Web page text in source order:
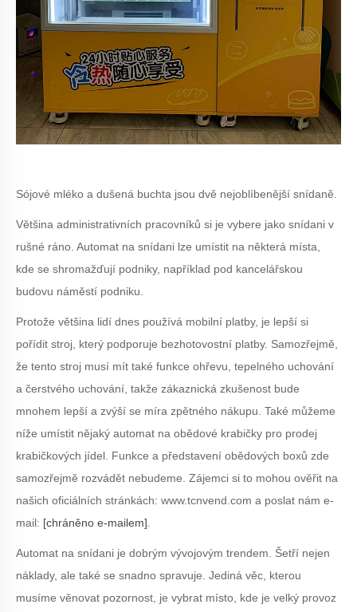
Sójové mléko a dušená buchta jsou dvě nejoblíbenější snídaně.
Většina administrativních pracovníků si je vybere jako snídani v
rušné ráno. Automat na snídani lze umístit na některá místa,
kde se shromažďují podniky, například pod kancelářskou
budovu náměstí podniku.
Protože většina lidí dnes používá mobilní platby, je lepší si
pořídit stroj, který podporuje bezhotovostní platby. Samozřejmě,
že tento stroj musí mít také funkce ohřevu, tepelného uchování
a čerstvého uchování, takže zákaznická zkušenost bude
mnohem lepší a zvýší se míra zpětného nákupu. Také můžeme
níže umístit nějaký automat na obědové krabičky pro prodej
krabičkových jídel. Funkce a představení obědových boxů zde
samozřejmě rozvádět nebudeme. Zájemci si to mohou ověřit na
našich oficiálních stránkách: www.tcnvend.com a poslat nám e-
mail: [chráněno e-mailem]
Automat na snídani je dobrým vývojovým trendem. Šetří nejen
náklady, ale také se snadno spravuje. Jediná věc, kterou
musíme věnovat pozornost, je vybrat místo, kde je velký provoz